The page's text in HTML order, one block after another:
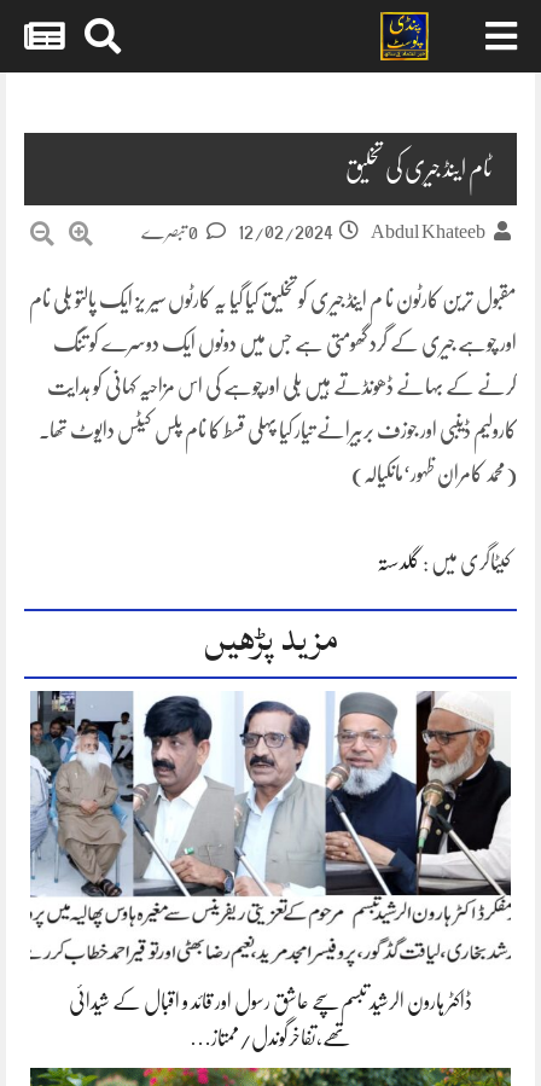
ٹام اینڈ جیری کی تخلیق
Abdul Khateeb
12/02/2024
مقبول ترین کارٹون نا م اینڈ جیری کو تخلیق کیا گیا یہ کارٹوں سیر یز ایک پالتو بلی نام
اور چوہے جیری کے گرد گھومتی ہے جس میں دونوں ایک دوسرے کو تنگ
کرنے کے بہانے ڈھونڈتے ہیں بلی اورچوہے کی اس مزاحیہ کہانی کو ہدایت
کارولیم ڈینبی اور جوزف بربیرانے تیار کیا پہلی قسط کا نام پلس کیٹس دایوٹ تھا۔
(محمد کامران ظہور‘مانکیالہ)
کیٹاگری میں : گلدستہ
مزید پڑھیں
ڈاکٹر ہارون الرشید تبسم سچے عاشق رسول اور قائد و اقبال کے شیدائی
تھے،تفاخرگوندل/ممتاز…